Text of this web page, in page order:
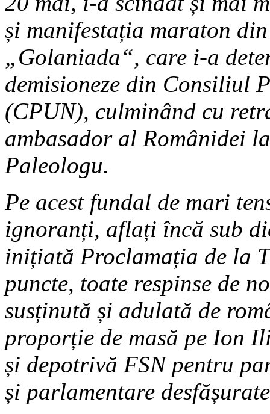
și manifestația maraton
„Golaniada“, care i-a
demisioneze din Consiliul
(CPUN), culminând cu
ambasador al Românidei
Paleologu.
Pe acest fundal de mari
ignoranți, aflați încă sub
inițiată Proclamația de la
puncte, toate respinse de
susținută și adulată de
proporție de masă pe Ion
și depotrivă FSN pentru
și parlamentare